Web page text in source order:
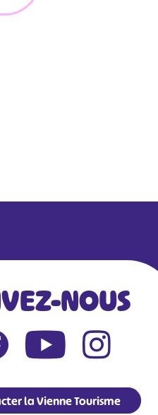
NOUS
la Vienne Tourisme